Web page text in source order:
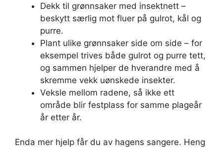
Dekk til grønnsaker med insektnett –
beskytt særlig mot fluer på gulrot, kål og
purre.
Plant ulike grønnsaker side om side – for
eksempel trives både gulrot og purre tett,
og sammen hjelper de hverandre med å
skremme vekk uønskede insekter.
Veksle mellom radene, så ikke ett
område blir festplass for samme plageår
år etter år.
Enda mer hjelp får du av hagens sangere. Heng